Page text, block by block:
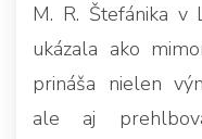
M. R. Štefánika v
ukázala ako
prináša nielen
ale aj